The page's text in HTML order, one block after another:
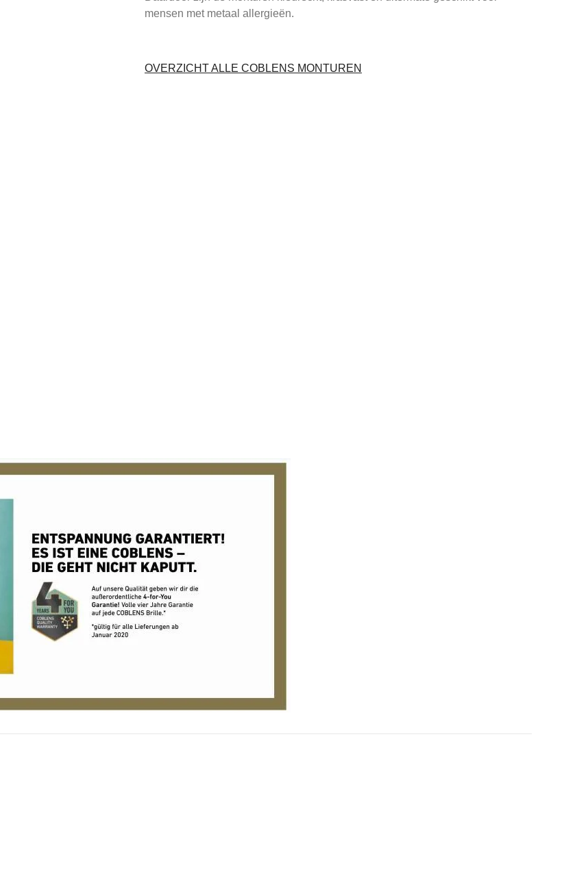
mensen met metaal allergieën.
OVERZICHT ALLE COBLENS MONTUREN